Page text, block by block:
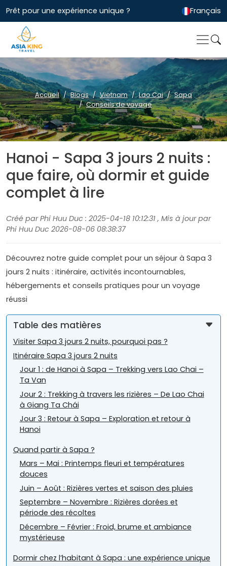
Prêt pour une expérience unique ? Français
Accueil Blogs Vietnam Lao Cai
Sapa
Conseils de voyage
Hanoi - Sapa 3 jours 2 nuits :
que faire, où dormir et guide
complet à lire
Créé par Phi Huu Duc : 2025-04-18 10:12:31 , Mis à jour par
Phi Huu Duc 2026-08-06 08:38:37
Découvrez notre guide complet pour un séjour à Sapa 3
jours 2 nuits : itinéraire, activités incontournables,
hébergements et conseils pratiques pour un voyage
réussi
Table des matières
Visiter Sapa 3 jours 2 nuits, pourquoi pas ?
Itinéraire Sapa 3 jours 2 nuits
Jour 1 : de Hanoi à Sapa – Trekking vers Lao Chai –
Ta Van
Jour 2 : Trekking à travers les rizières – De Lao Chai
à Giang Ta Chái
Jour 3 : Retour à Sapa – Exploration et retour à
Hanoi
Quand partir à Sapa ?
Mars – Mai : Printemps fleuri et températures
douces
Juin – Août : Rizières vertes et saison des pluies
Septembre – Novembre : Rizières dorées et
période des récoltes
Décembre – Février : Froid, brume et ambiance
mystérieuse
Dormir chez l’habitant à Sapa : une expérience unique